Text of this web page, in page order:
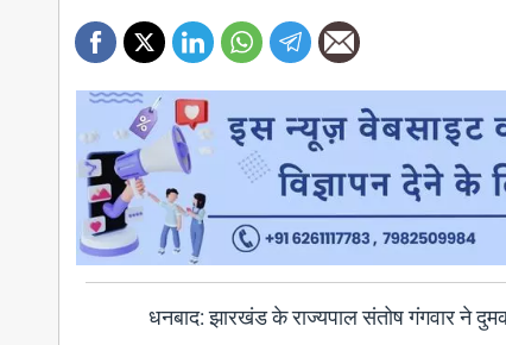
धनबाद: झारखंड के राज्यपाल संतोष गंगवार ने